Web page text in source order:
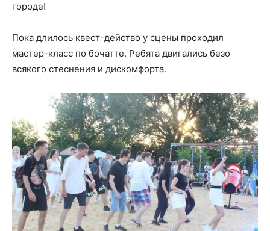
городе!
Пока длилось квест-действо у сцены проходил
мастер-класс по бочатте. Ребята двигались безо
всякого стеснения и дискомфорта.